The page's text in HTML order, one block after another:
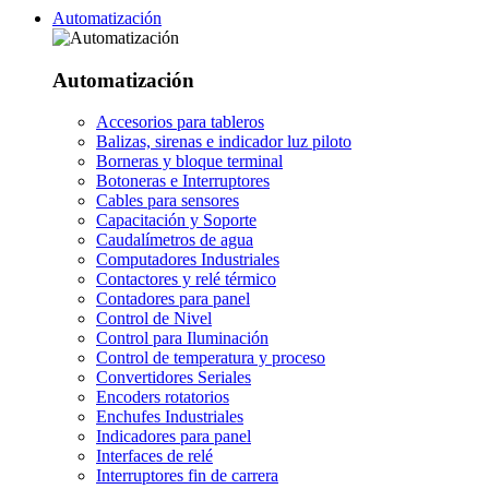
Automatización
Automatización
Accesorios para tableros
Balizas, sirenas e indicador luz piloto
Borneras y bloque terminal
Botoneras e Interruptores
Cables para sensores
Capacitación y Soporte
Caudalímetros de agua
Computadores Industriales
Contactores y relé térmico
Contadores para panel
Control de Nivel
Control para Iluminación
Control de temperatura y proceso
Convertidores Seriales
Encoders rotatorios
Enchufes Industriales
Indicadores para panel
Interfaces de relé
Interruptores fin de carrera